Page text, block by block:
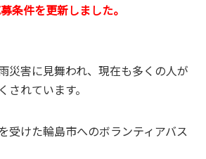
件を更新しました。
災害に見舞われ、現在も多くの人が
されています。
受けた輪島市へのボランティアバス